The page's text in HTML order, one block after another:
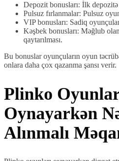
Depozit bonusları: İlk
Pulsuz fırlanmalar: Pulsuz
VIP bonusları: Sadiq
Kəşbek bonusları: Məğlub
qaytarılması.
Bu bonuslar oyunçuların oyun
onlara daha çox qazanma şansı verir.
Plinko
Oynayarkən
Alınmalı